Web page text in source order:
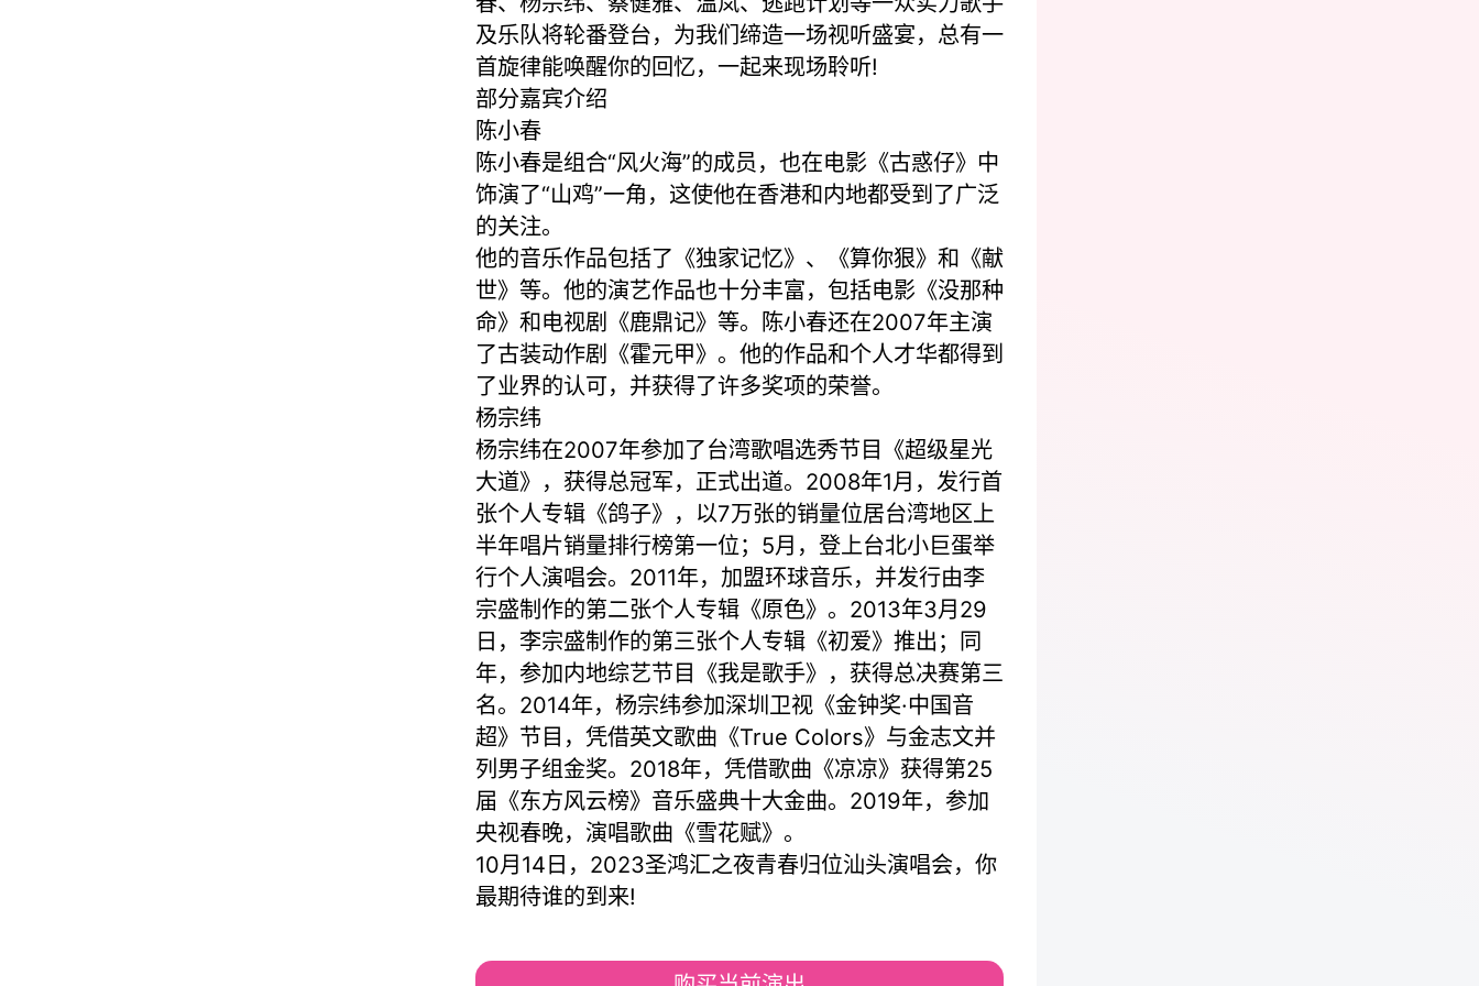
及乐队将轮番登台，为我们缔造一场视听盛宴，总有一
首旋律能唤醒你的回忆，一起来现场聆听!
部分嘉宾介绍
陈小春
陈小春是组合“风火海”的成员，也在电影《古惑仔》中
饰演了“山鸡”一角，这使他在香港和内地都受到了广泛
的关注。
他的音乐作品包括了《独家记忆》、《算你狠》和《献
世》等。他的演艺作品也十分丰富，包括电影《没那种
命》和电视剧《鹿鼎记》等。陈小春还在2007年主演
了古装动作剧《霍元甲》。他的作品和个人才华都得到
了业界的认可，并获得了许多奖项的荣誉。
杨宗纬
杨宗纬在2007年参加了台湾歌唱选秀节目《超级星光
大道》，获得总冠军，正式出道。2008年1月，发行首
张个人专辑《鸽子》，以7万张的销量位居台湾地区上
半年唱片销量排行榜第一位；5月，登上台北小巨蛋举
行个人演唱会。2011年，加盟环球音乐，并发行由李
宗盛制作的第二张个人专辑《原色》。2013年3月29
日，李宗盛制作的第三张个人专辑《初爱》推出；同
年，参加内地综艺节目《我是歌手》，获得总决赛第三
名。2014年，杨宗纬参加深圳卫视《金钟奖·中国音
超》节目，凭借英文歌曲《True Colors》与金志文并
列男子组金奖。2018年，凭借歌曲《凉凉》获得第25
届《东方风云榜》音乐盛典十大金曲。2019年，参加
央视春晚，演唱歌曲《雪花赋》。
10月14日，2023圣鸿汇之夜青春归位汕头演唱会，你
最期待谁的到来!